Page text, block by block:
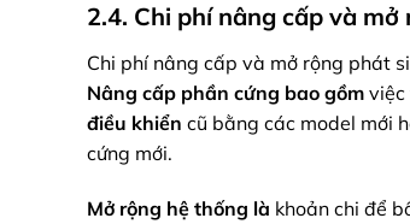
2.4. Chi phí nâng cấp và mở
Chi phí nâng cấp và mở rộng phát
Nâng cấp phần cứng bao gồm việc
điều khiển cũ bằng các model mới
cứng mới.
Mở rộng hệ thống là khoản chi để